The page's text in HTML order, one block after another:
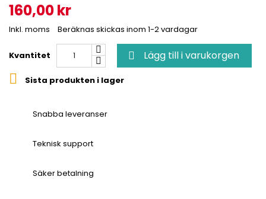
160,00 kr
Inkl. moms Beräknas skickas inom 1-2 vardagar
Kvantitet  Lägg till i varukorgen
 Sista produkten i lager
Snabba leveranser
Teknisk support
Säker betalning